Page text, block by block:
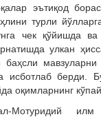
эътиқод
турли
чек қўйишда ва
улкан
баҳсли
исботлаб берди.
оқимларнинг
Мотуридий илм